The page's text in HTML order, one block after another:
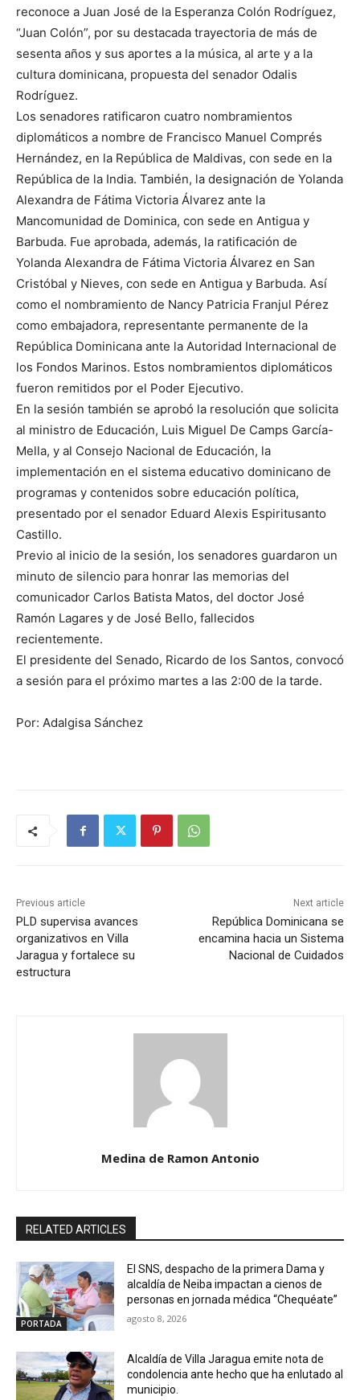
reconoce a Juan José de la Esperanza Colón Rodríguez,
“Juan Colón”, por su destacada trayectoria de más de
sesenta años y sus aportes a la música, al arte y a la
cultura dominicana, propuesta del senador Odalis
Rodríguez.
Los senadores ratificaron cuatro nombramientos
diplomáticos a nombre de Francisco Manuel Comprés
Hernández, en la República de Maldivas, con sede en la
República de la India. También, la designación de Yolanda
Alexandra de Fátima Victoria Álvarez ante la
Mancomunidad de Dominica, con sede en Antigua y
Barbuda. Fue aprobada, además, la ratificación de
Yolanda Alexandra de Fátima Victoria Álvarez en San
Cristóbal y Nieves, con sede en Antigua y Barbuda. Así
como el nombramiento de Nancy Patricia Franjul Pérez
como embajadora, representante permanente de la
República Dominicana ante la Autoridad Internacional de
los Fondos Marinos. Estos nombramientos diplomáticos
fueron remitidos por el Poder Ejecutivo.
En la sesión también se aprobó la resolución que solicita
al ministro de Educación, Luis Miguel De Camps García-
Mella, y al Consejo Nacional de Educación, la
implementación en el sistema educativo dominicano de
programas y contenidos sobre educación política,
presentado por el senador Eduard Alexis Espiritusanto
Castillo.
Previo al inicio de la sesión, los senadores guardaron un
minuto de silencio para honrar las memorias del
comunicador Carlos Batista Matos, del doctor José
Ramón Lagares y de José Bello, fallecidos
recientemente.
El presidente del Senado, Ricardo de los Santos, convocó
a sesión para el próximo martes a las 2:00 de la tarde.
Por: Adalgisa Sánchez
Previous article
PLD supervisa avances
organizativos en Villa
Jaragua y fortalece su
estructura
Next article
República Dominicana se
encamina hacia un Sistema
Nacional de Cuidados
Medina de Ramon Antonio
RELATED ARTICLES
PORTADA
El SNS, despacho de la primera Dama y
alcaldía de Neiba impactan a cienos de
personas en jornada médica “Chequéate”
agosto 8, 2026
Alcaldía de Villa Jaragua emite nota de
condolencia ante hecho que ha enlutado al
municipio.